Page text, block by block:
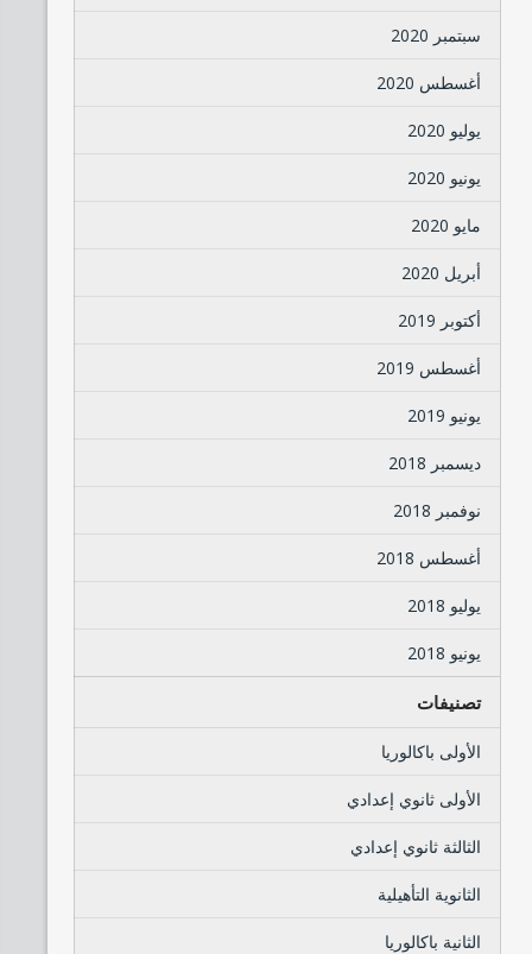
سبتمبر 2020
أغسطس 2020
يوليو 2020
يونيو 2020
مايو 2020
أبريل 2020
أكتوبر 2019
أغسطس 2019
يونيو 2019
ديسمبر 2018
نوفمبر 2018
أغسطس 2018
يوليو 2018
يونيو 2018
تصنيفات
الأولى باكالوريا
الأولى ثانوي إعدادي
الثالثة ثانوي إعدادي
الثانوية التأهيلية
الثانية باكالوريا